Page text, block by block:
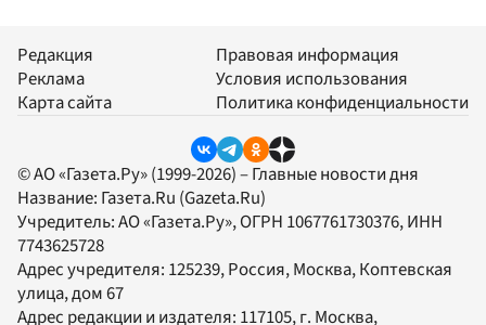
Редакция
Реклама
Карта сайта
Правовая информация
Условия использования
Политика конфиденциальности
© АО «Газета.Ру» (1999-2026) – Главные новости дня
Название: Газета.Ru (Gazeta.Ru)
Учредитель:АО «Газета.Ру», ОГРН 1067761730376, ИНН
7743625728
Адрес учредителя: 125239, Россия, Москва, Коптевская
улица, дом 67
Адрес редакции и издателя: 117105, г. Москва,